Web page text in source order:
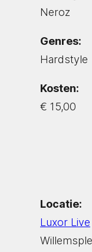
Neroz
Genres:
Hardstyle
Kosten:
€ 15,00
Locatie:
Luxor Live